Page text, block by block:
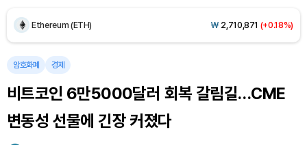
Tether USDt (USDT) ₩1,407(-0.01%)
BNB (BNB)
USDC (USDC) ₩ 1,408(-0.01%)
XRP (XRP)
암호화폐 경제
비트코인 6만5000달러 회복 갈림길…CME
변동성 선물에 긴장 커졌다